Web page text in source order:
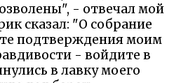
- отвечал мой
сказал: "О собрание
подтверждения моим
- войдите в
в лавку моего